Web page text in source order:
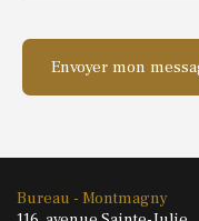
Bureau - Montmagny